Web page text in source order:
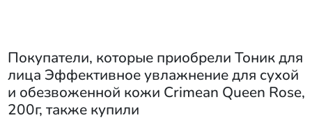
Покупатели, которые приобрели Тоник для
лица Эффективное увлажнение для сухой
и обезвоженной кожи Crimean Queen Rose,
200г, также купили